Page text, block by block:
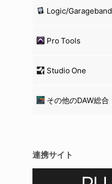
Logic/Garageband
Pro Tools
Studio One
その他のDAW総合
連携サイト